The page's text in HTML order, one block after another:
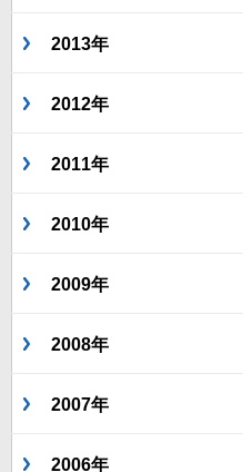
2013年
2012年
2011年
2010年
2009年
2008年
2007年
2006年